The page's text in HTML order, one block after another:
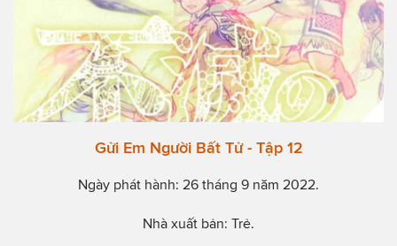
Gửi Em Người Bất Tử - Tập 12
Ngày phát hành: 26 tháng 9 năm 2022.
Nhà xuất bản: Trẻ.